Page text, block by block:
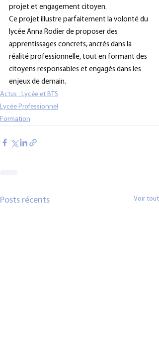
projet et engagement citoyen.
Ce projet illustre parfaitement la volonté du
lycée Anna Rodier de proposer des
apprentissages concrets, ancrés dans la
réalité professionnelle, tout en formant des
citoyens responsables et engagés dans les
enjeux de demain.
Actus : Lycée et BTS
Lycée Professionnel
Formation
Posts récents Voir tout